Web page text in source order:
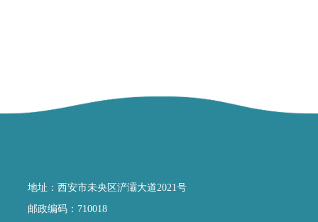
地址：西安市未央区浐灞大道2021号
邮政编码：710018